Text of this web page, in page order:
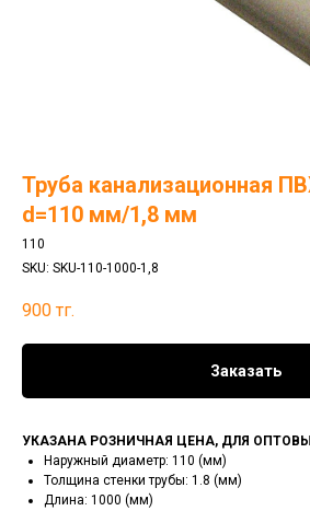
Труба канализационная
d=110 мм/1,8 мм
110
SKU: SKU-110-1000-1,8
900 тг.
Заказать
УКАЗАНА РОЗНИЧНАЯ ЦЕНА, ДЛЯ
Наружный диаметр: 110 (мм)
Толщина стенки трубы: 1.8 (мм)
Длина: 1000 (мм)